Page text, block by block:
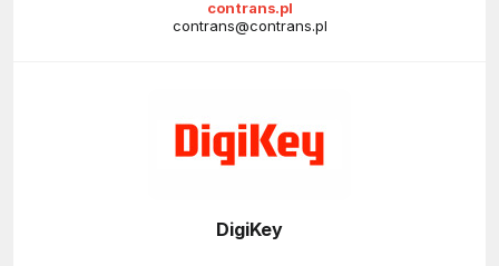
contrans.pl
contrans@contrans.pl
DigiKey